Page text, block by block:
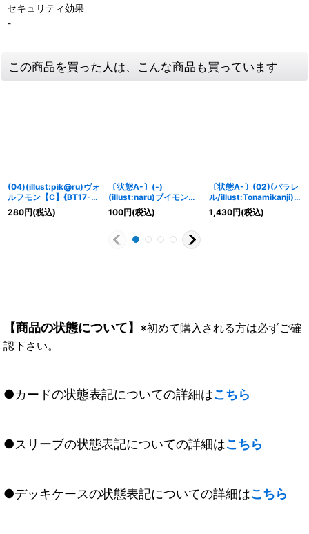
セキュリティ効果
-
この商品を買った人は、こんな商品も買っています
(04)(illust:pik@ru)ヴォ
ルフモン【C】{BT17-
022}《多》
280円(税込)
〔状態A-〕(-)
(illust:naru)ブイモン
【C】{BT2-021}《青》
100円(税込)
〔状態A-〕(02)(パラレ
ル/illust:Tonamikanji)
クズハモン【SR-P】
{EX4-030}《多》
1,430円(税込)
【商品の状態について】 ※初めて購入される方は必ずご確
認下さい。
●カードの状態表記についての詳細はこちら
●スリーブの状態表記についての詳細はこちら
●デッキケースの状態表記についての詳細はこちら